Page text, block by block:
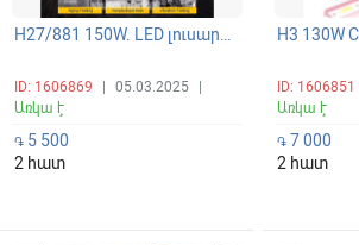
H27/881 150W. LED լուսարձակող հակամառախուղային լուսարձակների պայծառ և ունիվերսալ լամպեր 360 ճառագայթով 6000K
ID: 1606869 05.03.2025
Առկա է
֏ 5 500
2 հատ
ID: 1606851
Առկա է
֏7 000
2 հատ